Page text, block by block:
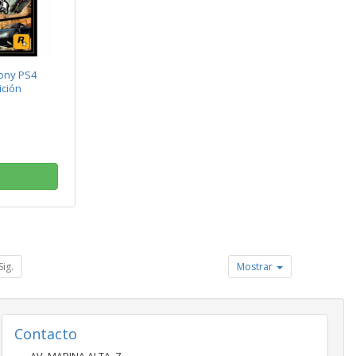
PS4
Mostrar
Contacto